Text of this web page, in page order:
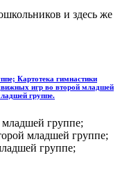
и здесь же
Картотека гимнастики
игр во второй младшей
группе.
младшей группе;
младшей группе;
группе;